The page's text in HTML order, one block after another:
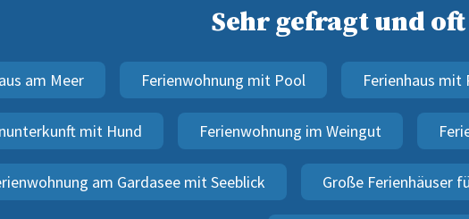
Sehr gefragt und
am Meer Ferienwohnung mit Pool Ferienhaus mit
mit Hund Ferienwohnung im Weingut
am Gardasee mit Seeblick Große Ferienhäuser